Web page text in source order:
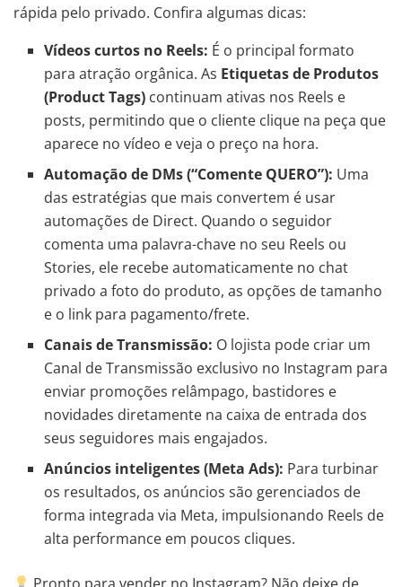
rápida pelo privado. Confira algumas dicas:
Vídeos curtos no Reels: É o principal formato
para atração orgânica. As Etiquetas de Produtos
(Product Tags) continuam ativas nos Reels e
posts, permitindo que o cliente clique na peça que
aparece no vídeo e veja o preço na hora.
Automação de DMs (“Comente QUERO”): Uma
das estratégias que mais convertem é usar
automações de Direct. Quando o seguidor
comenta uma palavra-chave no seu Reels ou
Stories, ele recebe automaticamente no chat
privado a foto do produto, as opções de tamanho
e o link para pagamento/frete.
Canais de Transmissão: O lojista pode criar um
Canal de Transmissão exclusivo no Instagram para
enviar promoções relâmpago, bastidores e
novidades diretamente na caixa de entrada dos
seus seguidores mais engajados.
Anúncios inteligentes (Meta Ads): Para turbinar
os resultados, os anúncios são gerenciados de
forma integrada via Meta, impulsionando Reels de
alta performance em poucos cliques.